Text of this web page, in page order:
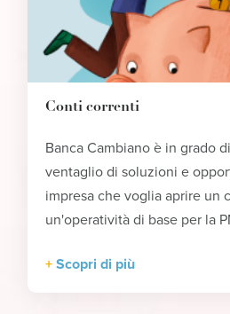
Conti correnti
Banca Cambiano è in grado
ventaglio di soluzioni e
impresa che voglia aprire un
un'operatività di base per la
Scopri di più